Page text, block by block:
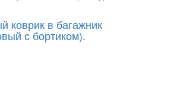
коврик в багажник
с бортиком).